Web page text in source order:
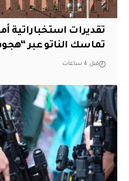
تقديرات استخباراتية
تماسك الناتو عبر
قبل 4 ساعات